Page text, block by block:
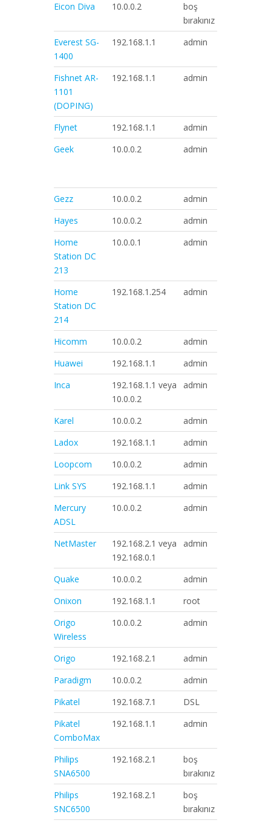
Eicon Diva
10.0.0.2
boş
bırakınız
Everest SG-
1400
192.168.1.1 admin
Fishnet AR-
1101
(DOPING)
192.168.1.1 admin
Flynet 192.168.1.1 admin
Geek
10.0.0.2 admin
Gezz
10.0.0.2 admin
Hayes
10.0.0.2 admin
Home
Station DC
213
10.0.0.1 admin
Home
Station DC
214
192.168.1.254 admin
Hicomm 10.0.0.2 admin
Huawei
192.168.1.1 admin
Inca
192.168.1.1 veya
10.0.0.2
admin
Karel 10.0.0.2 admin
Ladox
192.168.1.1 admin
Loopcom
10.0.0.2 admin
Link SYS
192.168.1.1 admin
Mercury
ADSL
10.0.0.2 admin
NetMaster
192.168.2.1 veya
192.168.0.1
admin
Quake 10.0.0.2 admin
Onixon
192.168.1.1 root
Origo
Wireless
10.0.0.2 admin
Origo 192.168.2.1 admin
Paradigm
10.0.0.2 admin
Pikatel
192.168.7.1 DSL
Pikatel
ComboMax
192.168.1.1 admin
Philips
SNA6500
192.168.2.1
boş
bırakınız
Philips
SNC6500
192.168.2.1
boş
bırakınız